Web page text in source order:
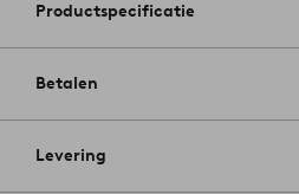
Productspecificatie
Betalen
Levering